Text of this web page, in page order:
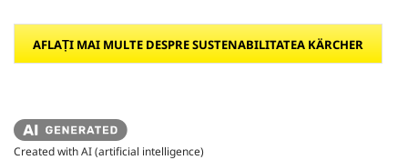
AFLAȚI MAI MULTE DESPRE SUSTENABILITATEA KÄRCHER
Created with AI (artificial intelligence)